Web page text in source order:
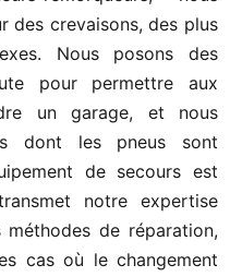
des crevaisons, des plus
Nous posons des
pour permettre aux
un garage, et nous
dont les pneus sont
de secours est
notre expertise
de réparation,
cas où le changement